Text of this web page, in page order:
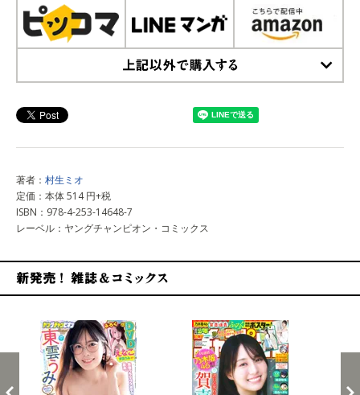
著者： 村生ミオ
定価：本体 514 円+税
ISBN：978-4-253-14648-7
レーベル：ヤングチャンピオン・コミックス